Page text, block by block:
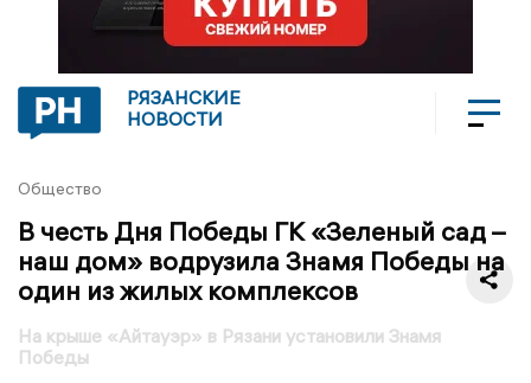
РЯЗАНСКИЕ
НОВОСТИ
Общество
В честь Дня Победы ГК «Зеленый сад –
наш дом» водрузила Знамя Победы на
один из жилых комплексов
На крыше «Айтауэр» в Рязани установили Знамя
Победы